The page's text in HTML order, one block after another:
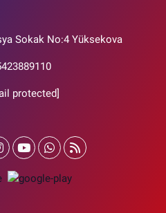
Sokak No:4 Yüksekova
protected]